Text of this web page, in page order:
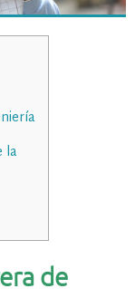
la
de